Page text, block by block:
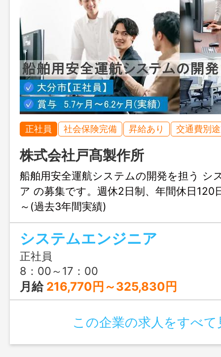
正社員 社会保険完備 昇給あり 交通費別
株式会社戸髙製作所
船舶用安全運航システムの開発を担う シ
ア の募集です。週休2日制、年間休日120
～(過去3年間実績)
システムエンジニア
正社員
8：00～17：00
月給 216,770円～325,830円
この企業の求人をすべて